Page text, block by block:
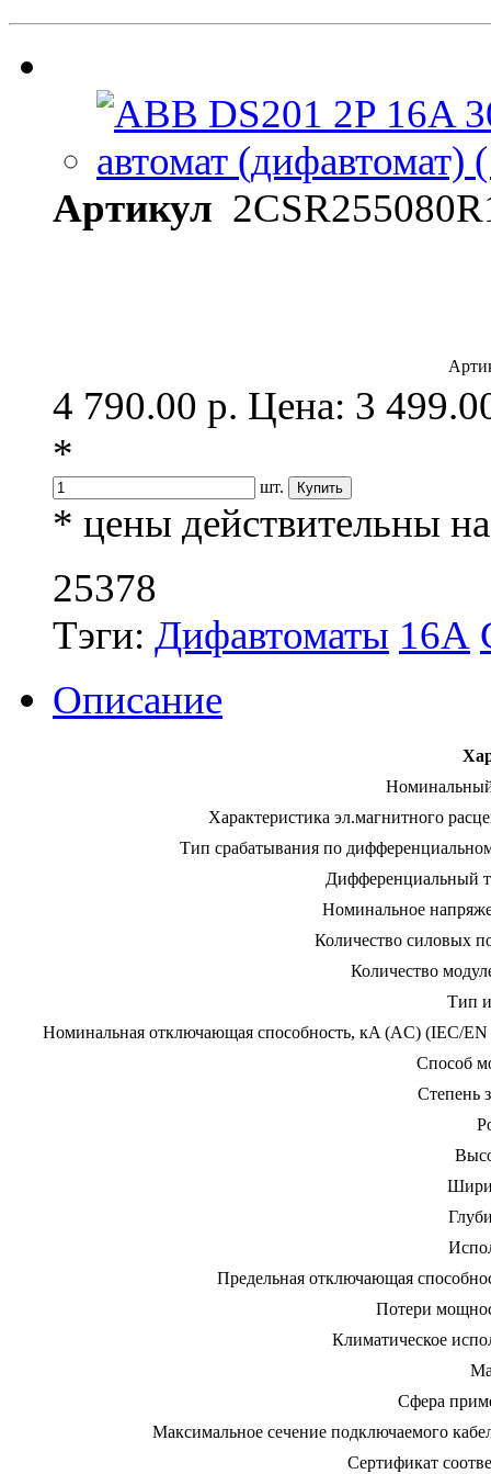
Артикул
4 790.00 р. Цена: 3
*
шт.
* цены действительны
25378
Тэги: Дифавтоматы 16А
Описание
Характеристика эл.магнитного
Тип срабатывания по
Дифференциальный
Номинальное
Количество силовых
Количество
Тип
Номинальная отключающая способность, кA (AC) (IEC/EN
Способ
Степень
Предельная отключающая
Потери
Климатическое
Сфера
Максимальное сечение подключаемого
Сертификат